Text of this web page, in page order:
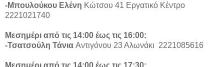
-Μπουλούκου Ελένη Κώτσου 41 Εργατικό Κέντρο
2221021740
Μεσημέρι από τις 14:00 έως τις 16:00:
-Τσατσούλη Τάνια Αντιγόνου 23 Αλωνάκι 2221085616
Μεσημέρι από τις 14:00 έως τις 17:30: